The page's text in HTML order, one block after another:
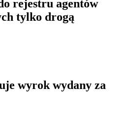
rejestru agentów
tylko drogą
wyrok wydany za